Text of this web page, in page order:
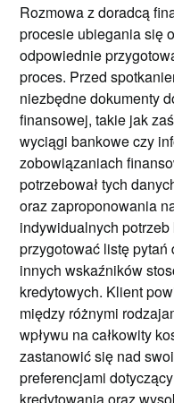
Rozmowa z doradcą
procesie ubiegania się
odpowiednie
proces. Przed
niezbędne dokumenty
finansowej, takie jak
wyciągi bankowe czy
zobowiązaniach
potrzebował tych
oraz zaproponowania
indywidualnych
przygotować listę
innych wskaźników
kredytowych. Klient
między różnymi
wpływu na całkowity
zastanowić się nad
preferencjami
kredytowania oraz